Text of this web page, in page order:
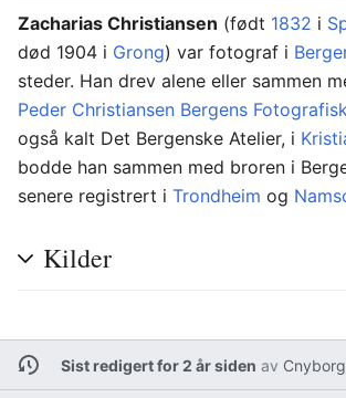
Zacharias Christiansen (født 1832 i
død 1904 i Grong) var fotograf i
steder. Han drev alene eller sammen
Peder Christiansen Bergens
også kalt Det Bergenske Atelier, i
bodde han sammen med broren i
senere registrert i Trondheim og
Kilder
Sist redigert for 2 år siden av